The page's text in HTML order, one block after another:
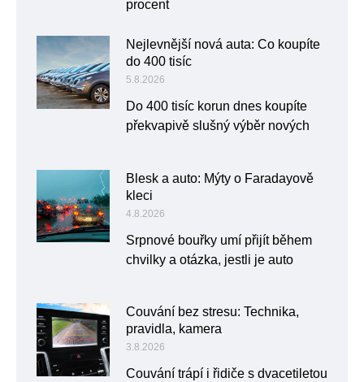
procent
Nejlevnější nová auta: Co koupíte
do 400 tisíc
5.8.2026
Do 400 tisíc korun dnes koupíte
překvapivě slušný výběr nových
Blesk a auto: Mýty o Faradayově
kleci
4.8.2026
Srpnové bouřky umí přijít během
chvilky a otázka, jestli je auto
Couvání bez stresu: Technika,
pravidla, kamera
3.8.2026
Couvání trápí i řidiče s dvacetiletou